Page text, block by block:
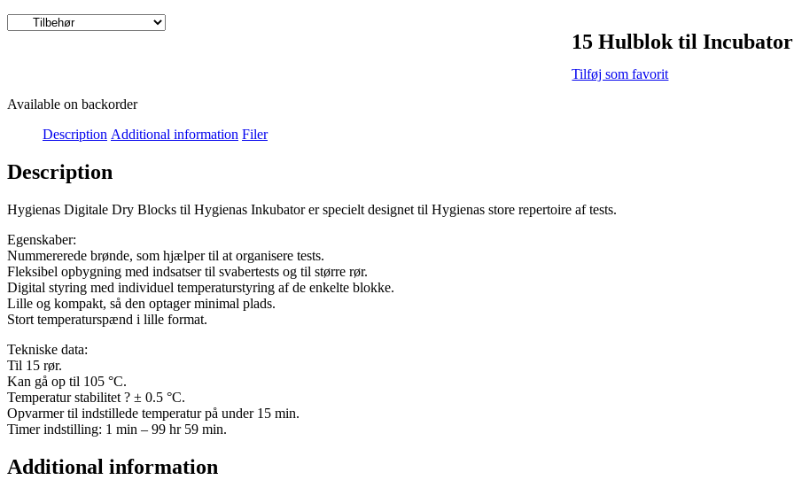
15 Hulblok til
Tilføj som favorit
Available on backorder
Description Additional information Filer
Description
Hygienas Digitale Dry Blocks til Hygienas Inkubator er specielt designet til Hygienas store repertoire af tests.
Egenskaber:
Nummererede brønde, som hjælper til at organisere tests.
Fleksibel opbygning med indsatser til svabertests og til større rør.
Digital styring med individuel temperaturstyring af de enkelte blokke.
Lille og kompakt, så den optager minimal plads.
Stort temperaturspænd i lille format.
Tekniske data:
Til 15 rør.
Kan gå op til 105 °C.
Temperatur stabilitet ? ± 0.5 °C.
Opvarmer til indstillede temperatur på under 15 min.
Timer indstilling: 1 min – 99 hr 59 min.
Additional information